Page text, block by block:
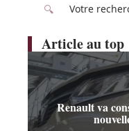
Article au top
Renault va